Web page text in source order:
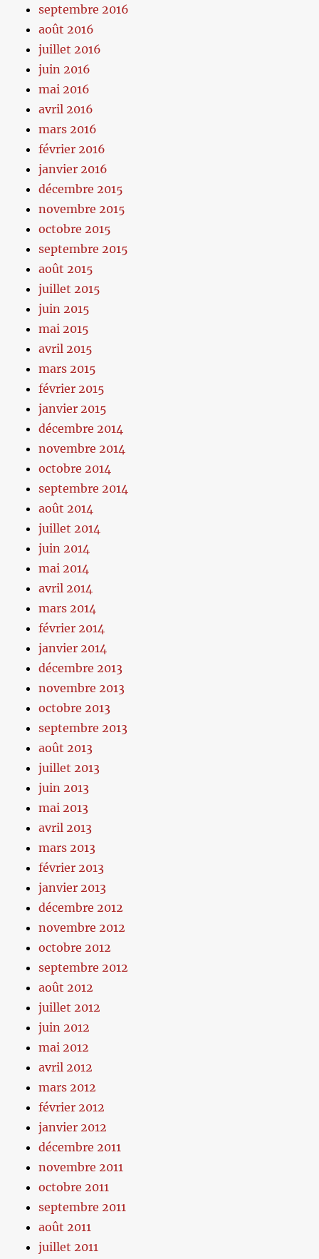
septembre 2016
août 2016
juillet 2016
juin 2016
mai 2016
avril 2016
mars 2016
février 2016
janvier 2016
décembre 2015
novembre 2015
octobre 2015
septembre 2015
août 2015
juillet 2015
juin 2015
mai 2015
avril 2015
mars 2015
février 2015
janvier 2015
décembre 2014
novembre 2014
octobre 2014
septembre 2014
août 2014
juillet 2014
juin 2014
mai 2014
avril 2014
mars 2014
février 2014
janvier 2014
décembre 2013
novembre 2013
octobre 2013
septembre 2013
août 2013
juillet 2013
juin 2013
mai 2013
avril 2013
mars 2013
février 2013
janvier 2013
décembre 2012
novembre 2012
octobre 2012
septembre 2012
août 2012
juillet 2012
juin 2012
mai 2012
avril 2012
mars 2012
février 2012
janvier 2012
décembre 2011
novembre 2011
octobre 2011
septembre 2011
août 2011
juillet 2011